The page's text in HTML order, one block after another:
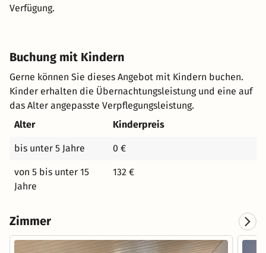
Verfügung.
Buchung mit Kindern
Gerne können Sie dieses Angebot mit Kindern buchen.
Kinder erhalten die Übernachtungsleistung und eine auf
das Alter angepasste Verpflegungsleistung.
Alter
Kinderpreis
bis unter 5 Jahre 0 €
von 5 bis unter 15
Jahre
132 €
Zimmer